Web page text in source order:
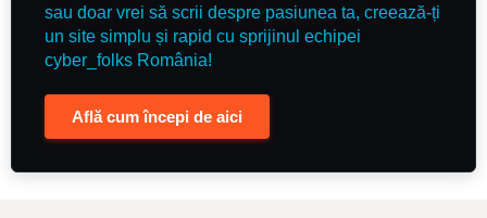
sau doar vrei să scrii despre pasiunea ta, creează-ți
un site simplu și rapid cu sprijinul echipei
cyber_folks România!
Află cum începi de aici